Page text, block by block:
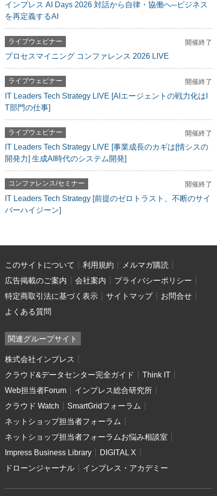
インプレス AI Days 2026 対話から自律・協働へ─ビジネス
を再定義するAI
ライブウェビナー 開催終了
プロセスマイニング コンファレンス 2026 LIVE
ライブウェビナー 開催終了
IT Leaders Tech Strategy LIVE [AIエージェントの戦力化はI
T部門の仕事]
ライブウェビナー 開催終了
IT Leaders Tech Strategy LIVE [事業成長のカギは[情シスの
開発力] 生成AI時代のシステム開発]
コンファレンス/セミナー 開催終了
IT Leaders Tech Strategy [前提のゼロトラスト、不断のサイ
バーハイジーン]
このサイトについて 利用規約
メルマガ購読
広告掲載のご案内
会社案内
プライバシーポリシー
特定商取引法に基づく表示
サイトマップ
お問合せ
よくある質問
関連グループサイト
株式会社インプレス
クラウド&データセンター完全ガイド
Think IT
Web担当者Forum
インプレス総合研究所
クラウド Watch
SmartGridフォーラム
ネットショップ担当者フォーラム
ネットショップ担当者フォーラムお悩み相談室
Impress Business Library
DIGITAL X
ドローンジャーナル
インプレス・アカデミー